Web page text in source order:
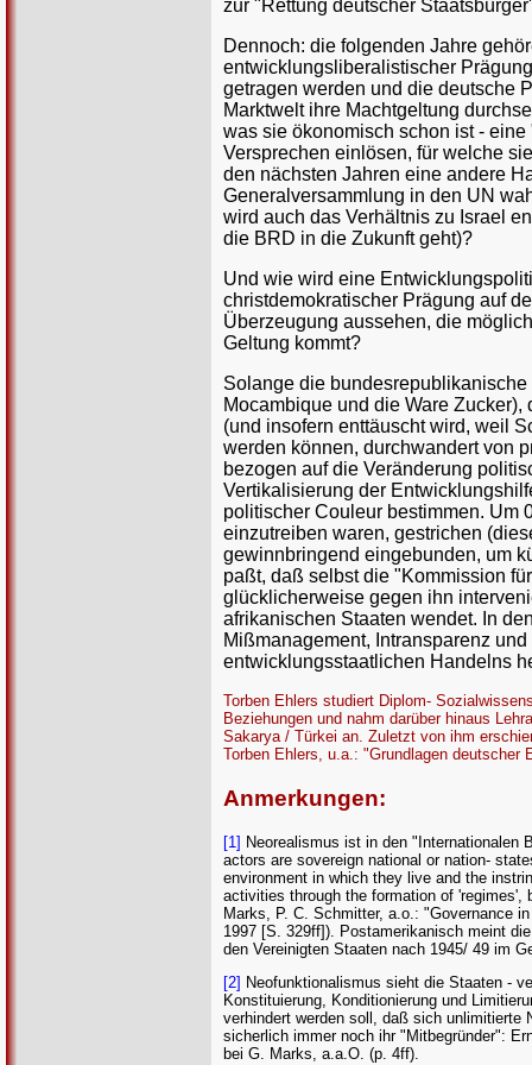
zur "Rettung deutscher
Dennoch: die folgenden Jahre
entwicklungsliberalistischer
getragen werden und die deutsche
Marktwelt ihre Machtgeltung
was sie ökonomisch schon ist -
Versprechen einlösen, für welche
den nächsten Jahren eine andere
Generalversammlung in den UN
wird auch das Verhältnis zu Israel
die BRD in die Zukunft geht)?
Und wie wird eine
christdemokratischer Prägung auf
Überzeugung aussehen, die
Geltung kommt?
Solange die
Mocambique und die Ware
(und insofern enttäuscht wird, weil
werden können, durchwandert von
bezogen auf die Veränderung
Vertikalisierung der
politischer Couleur bestimmen. Um
einzutreiben waren, gestrichen
gewinnbringend eingebunden, um
paßt, daß selbst die "Kommission
glücklicherweise gegen ihn
afrikanischen Staaten wendet. In
Mißmanagement, Intransparenz
entwicklungsstaatlichen Handelns
Torben Ehlers studiert Diplom-
Beziehungen und nahm darüber hinaus
Sakarya / Türkei an. Zuletzt von ihm
Torben Ehlers, u.a.: "Grundlagen deutscher
Anmerkungen:
[1] Neorealismus ist in den "Internationalen
actors are sovereign national or nation-
environment in which they live and the
activities through the formation of
Marks, P. C. Schmitter, a.o.: "Governance
1997 [S. 329ff]). Postamerikanisch meint
den Vereinigten Staaten nach 1945/ 49 im
[2] Neofunktionalismus sieht die Staaten -
Konstituierung, Konditionierung und
verhindert werden soll, daß sich unlimitierte
sicherlich immer noch ihr "Mitbegründer":
bei G. Marks, a.a.O. (p. 4ff).